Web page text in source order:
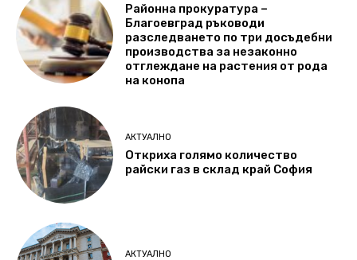
Районна прокуратура –
Благоевград ръководи
разследването по три досъдебни
производства за незаконно
отглеждане на растения от рода
на конопа
АКТУАЛНО
Откриха голямо количество
райски газ в склад край София
АКТУАЛНО